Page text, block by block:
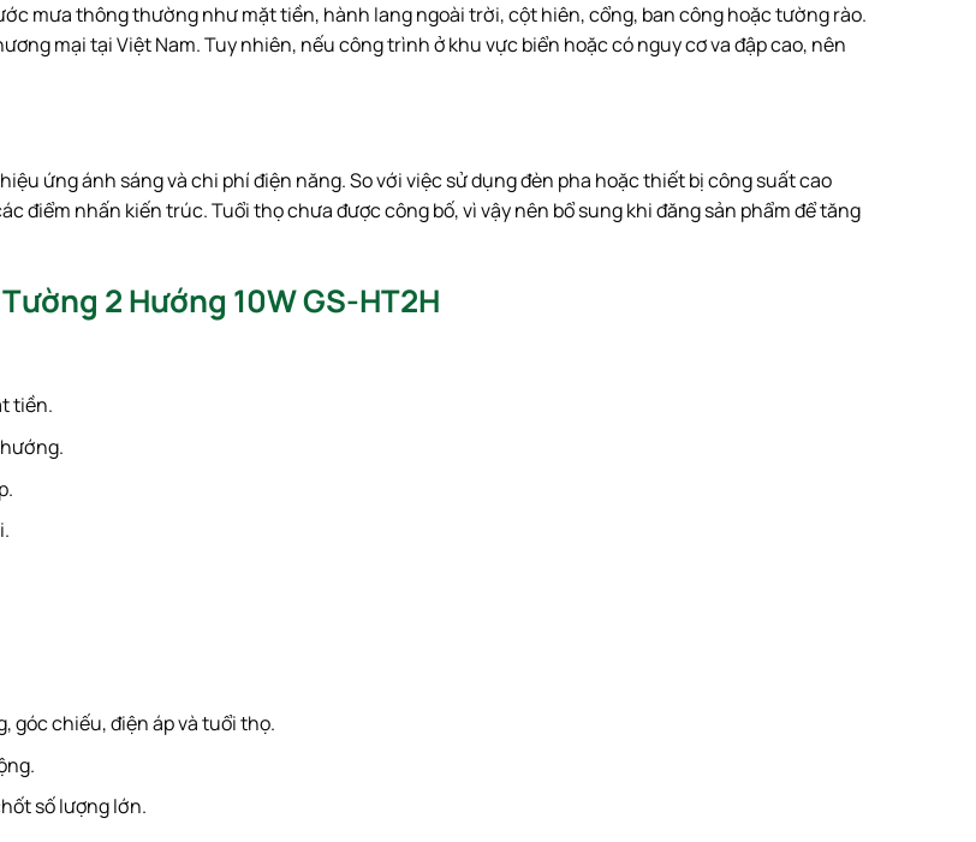
mưa thông thường như mặt tiền, hành lang ngoài trời, cột hiên, cổng, ban công hoặc tường rào.
mại tại Việt Nam. Tuy nhiên, nếu công trình ở khu vực biển hoặc có nguy cơ va đập cao, nên
ứng ánh sáng và chi phí điện năng. So với việc sử dụng đèn pha hoặc thiết bị công suất cao
điểm nhấn kiến trúc. Tuổi thọ chưa được công bố, vì vậy nên bổ sung khi đăng sản phẩm để tăng
2 Hướng 10W GS-HT2H
tiền.
góc chiếu, điện áp và tuổi thọ.
số lượng lớn.